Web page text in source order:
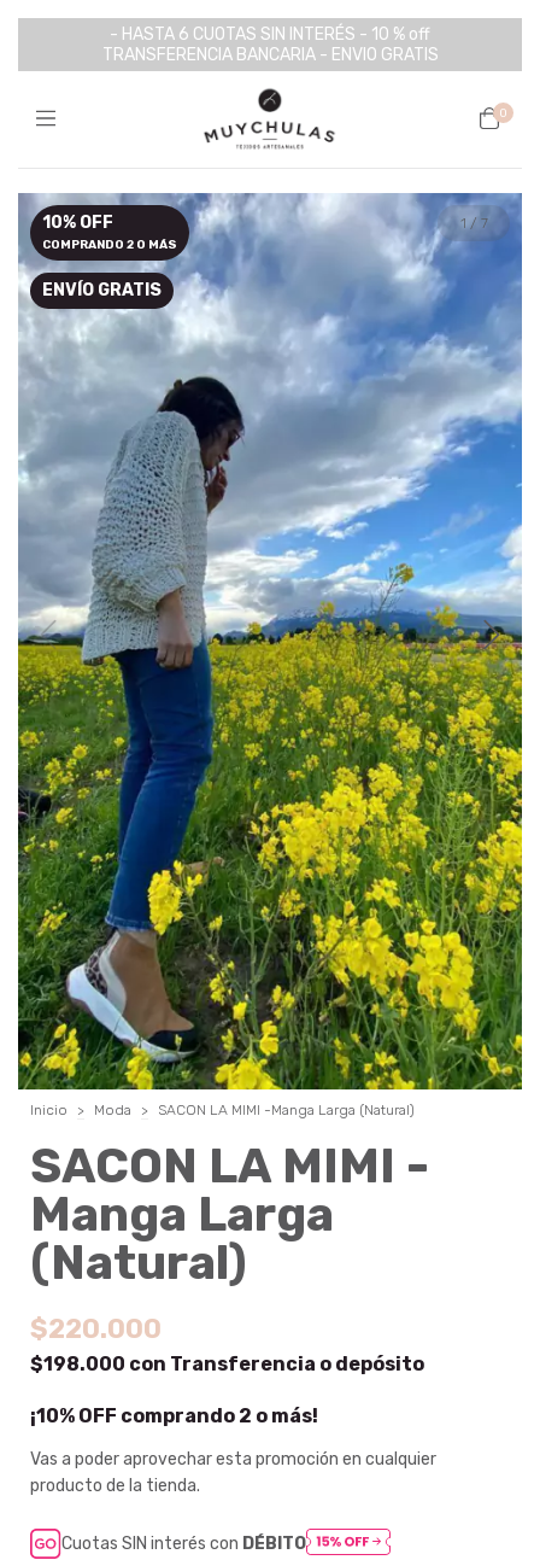
- HASTA 6 CUOTAS SIN INTERÉS - 10 % off
TRANSFERENCIA BANCARIA - ENVIO GRATIS
0
10% OFF
COMPRANDO 2 O MÁS
ENVÍO GRATIS
1 / 7
Inicio > Moda > SACON LA MIMI -Manga Larga (Natural)
SACON LA MIMI -
Manga Larga
(Natural)
$220.000
$198.000 con Transferencia o depósito
¡10% OFF comprando 2 o más!
Vas a poder aprovechar esta promoción en cualquier
producto de la tienda.
Cuotas SIN interés con DÉBITO